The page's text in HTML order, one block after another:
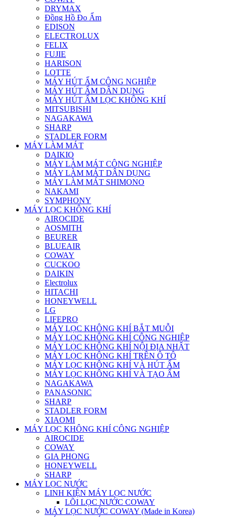
DRYMAX
Đồng Hồ Đo Ẩm
EDISON
ELECTROLUX
FELIX
FUJIE
HARISON
LOTTE
MÁY HÚT ẨM CÔNG NGHIỆP
MÁY HÚT ẨM DÂN DỤNG
MÁY HÚT ẨM LỌC KHÔNG KHÍ
MITSUBISHI
NAGAKAWA
SHARP
STADLER FORM
MÁY LÀM MÁT
DAIKIO
MÁY LÀM MÁT CÔNG NGHIỆP
MÁY LÀM MÁT DÂN DỤNG
MÁY LÀM MÁT SHIMONO
NAKAMI
SYMPHONY
MÁY LỌC KHÔNG KHÍ
AIROCIDE
AOSMITH
BEURER
BLUEAIR
COWAY
CUCKOO
DAIKIN
Electrolux
HITACHI
HONEYWELL
LG
LIFEPRO
MÁY LỌC KHÔNG KHÍ BẮT MUỖI
MÁY LỌC KHÔNG KHÍ CÔNG NGHIỆP
MÁY LỌC KHÔNG KHÍ NỘI ĐỊA NHẬT
MÁY LỌC KHÔNG KHÍ TRÊN Ô TÔ
MÁY LỌC KHÔNG KHÍ VÀ HÚT ẨM
MÁY LỌC KHÔNG KHÍ VÀ TẠO ẨM
NAGAKAWA
PANASONIC
SHARP
STADLER FORM
XIAOMI
MÁY LỌC KHÔNG KHÍ CÔNG NGHIỆP
AIROCIDE
COWAY
GIA PHONG
HONEYWELL
SHARP
MÁY LỌC NƯỚC
LINH KIỆN MÁY LỌC NƯỚC
LÕI LỌC NƯỚC COWAY
MÁY LỌC NƯỚC COWAY (Made in Korea)